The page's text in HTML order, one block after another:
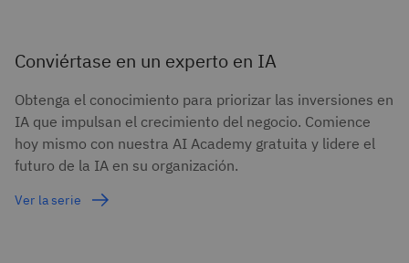
Conviértase en un experto en IA
Obtenga el conocimiento para priorizar las inversiones en
IA que impulsan el crecimiento del negocio. Comience
hoy mismo con nuestra AI Academy gratuita y lidere el
futuro de la IA en su organización.
Ver la serie